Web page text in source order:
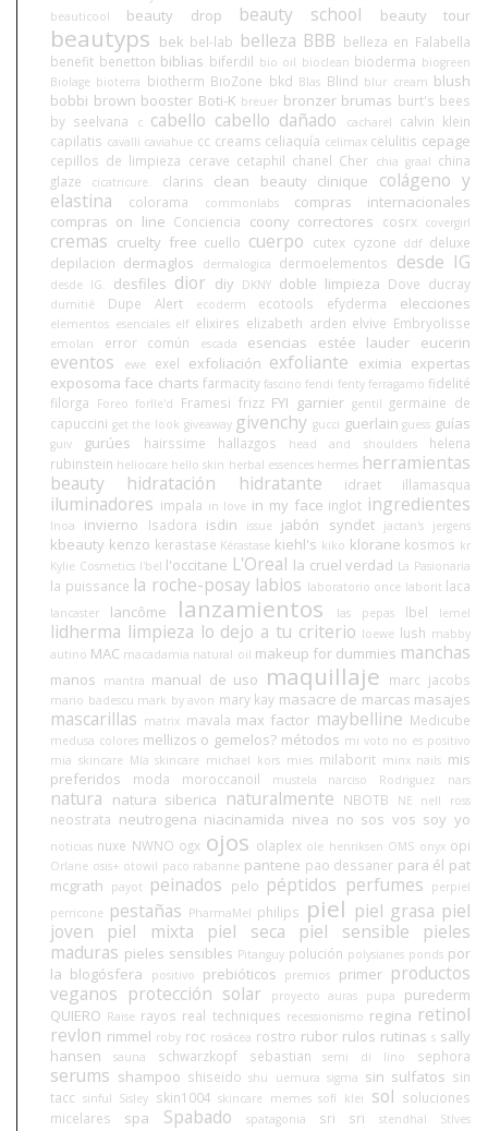
beauticool beauty drop beauty school beauty tour
beautyps bek bel-lab belleza BBB belleza en Falabella
benefit benetton biblias biferdil bio oil bioclean bioderma biogreen
Biolage bioterra biotherm BioZone bkd Blas Blind blur cream blush
bobbi brown booster Boti-K breuer bronzer brumas burt's bees
by seelvana
c cabello cabello dañado cacharel
calvin klein
capilatis cavalli caviahue cc creams celiaquía celimax celulitis cepage
cepillos de limpieza cerave cetaphil chanel Cher chia graal china
glaze
cicatricure. clarins clean beauty clinique
colágeno y
elastina
colorama commonlabs
compras internacionales
compras on line Conciencia coony correctores cosrx covergirl
cremas cruelty free cuello cuerpo cutex cyzone ddf deluxe
depilacion dermaglos dermalogica dermoelementos desde IG
desde IG. desfiles dior diy DKNY doble limpieza Dove ducray
dumitié Dupe Alert ecoderm ecotools efyderma elecciones
elementos esenciales elf elixires elizabeth arden elvive Embryolisse
emolan error común escada esencias estée lauder eucerin
eventos ewe exel exfoliación exfoliante eximia expertas
exposoma face charts farmacity fascino fendi fenty ferragamo fidelité
filorga
Foreo forlle'd Framesi frizz FYI garnier gentil germaine de
capuccini get the look giveaway givenchy gucci guerlain guess guías
guiv gurúes hairssime hallazgos head and shoulders
helena
rubinstein heliocare hello skin herbal essences hermes herramientas
beauty
hidratación hidratante idraet illamasqua
iluminadores impala in love in my face inglot ingredientes
Inoa invierno Isadora isdin issue jabón syndet jactan's jergens
kbeauty kenzo kerastase Kérastase kiehl's kiko klorane kosmos kr
Kylie Cosmetics l'bel l'occitane L'Oreal la cruel verdad La Pasionaria
la puissance la roche-posay labios laboratorio once laborit laca
lancaster lancôme lanzamientos las pepas lbel lemel
lidherma limpieza lo dejo a tu criterio loewe lush mabby
autino MAC macadamia natural oil makeup for dummies manchas
manos mantra manual de uso maquillaje marc jacobs
mario badescu mark by avon mary kay masacre de marcas masajes
mascarillas matrix mavala max factor maybelline Medicube
medusa colores mellizos o gemelos? métodos mi voto no es positivo
mia skincare Mía skincare michael kors mies milaborit minx nails mis
preferidos
moda moroccanoil mustela narciso Rodriguez nars
natura natura siberica naturalmente NBOTB NE nell ross
neostrata neutrogena niacinamida nivea no sos vos soy yo
noticias nuxe NWNO ogx ojos olaplex ole henriksen OMS onyx opi
Orlane osis+ otowil paco rabanne pantene pao dessaner para él pat
mcgrath
payot peinados pelo péptidos perfumes
perpiel
perricone pestañas PharmaMel philips piel piel grasa piel
joven
piel mixta piel seca piel sensible
pieles
maduras pieles sensibles Pitanguy polución polysianes ponds por
la blogósfera
positivo prebióticos premios primer productos
veganos protección solar proyecto auras pupa
purederm
QUIERO Raise rayos real techniques recessionismo regina retinol
revlon rimmel roby roc rosácea rostro rubor rulos rutinas s sally
hansen
sauna schwarzkopf sebastian semi di lino sephora
serums shampoo shiseido shu uemura sigma sin sulfatos sin
tacc sinful Sisley skin1004 skincare memes sofí klei sol soluciones
micelares
spa Spabado spatagonia sri sri stendhal StIves